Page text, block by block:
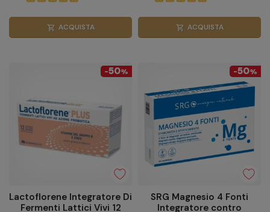
shopping_cart ACQUISTA shopping_cart ACQUISTA
-50%
Lactoflorene Integratore Di
Fermenti Lattici Vivi 12
-50%
SRG Magnesio 4 Fonti
Integratore contro